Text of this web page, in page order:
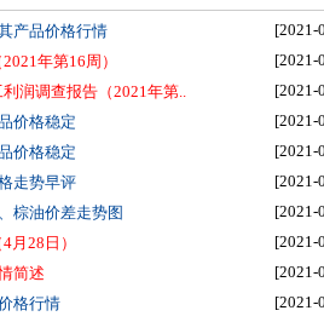
产品价格行情
[2021-
年第16周）
[2021-
润调查报告（2021年第..
[2021-
价格稳定
[2021-
价格稳定
[2021-
走势早评
[2021-
棕油价差走势图
[2021-
月28日）
[2021-
简述
[2021-
格行情
[2021-